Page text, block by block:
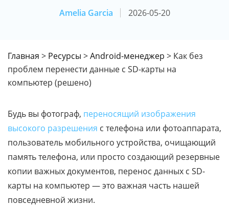
Amelia Garcia 2026-05-20
Главная > Ресурсы >Android-менеджер > Как без
проблем перенести данные с SD-карты на
компьютер (решено)
Будь вы фотограф, переносящий изображения
высокого разрешения с телефона или фотоаппарата,
пользователь мобильного устройства, очищающий
память телефона, или просто создающий резервные
копии важных документов, перенос данных с SD-
карты на компьютер — это важная часть нашей
повседневной жизни.